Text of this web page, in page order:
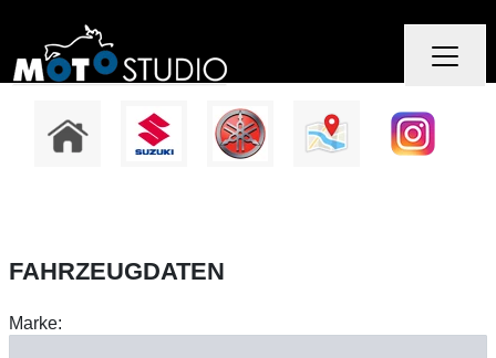
FAHRZEUGDATEN
Marke: